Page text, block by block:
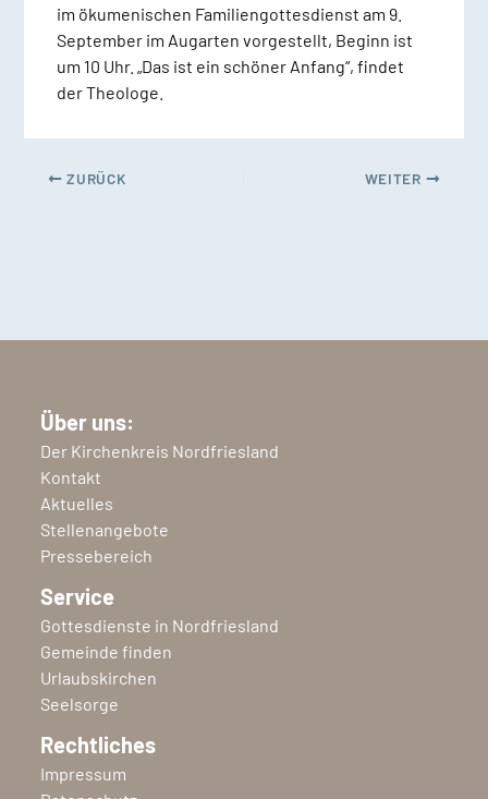
im ökumenischen Familiengottesdienst am 9.
September im Augarten vorgestellt, Beginn ist
um 10 Uhr. „Das ist ein schöner Anfang“, findet
der Theologe.
ZURÜCK WEITER
Über uns:
Der Kirchenkreis Nordfriesland
Kontakt
Aktuelles
Stellenangebote
Pressebereich
Service
Gottesdienste in Nordfriesland
Gemeinde finden
Urlaubskirchen
Seelsorge
Rechtliches
Impressum